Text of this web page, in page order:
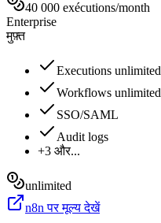
40 000 exécutions/month
Enterprise
मुफ़्त
Executions unlimited
Workflows unlimited
SSO/SAML
Audit logs
+3 और...
unlimited
n8n पर मूल्य देखें